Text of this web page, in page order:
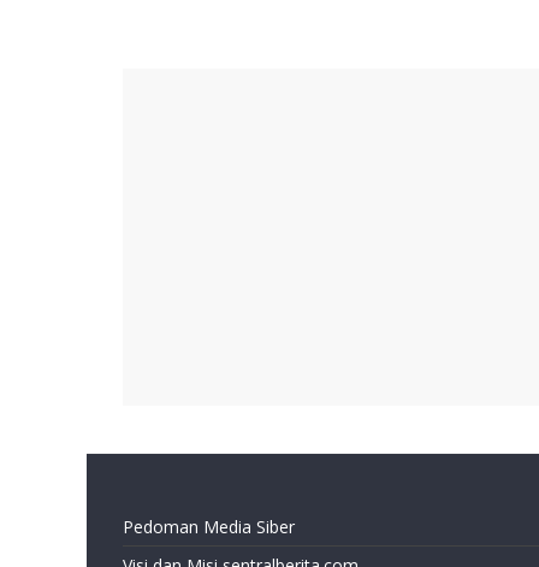
Pedoman Media Siber